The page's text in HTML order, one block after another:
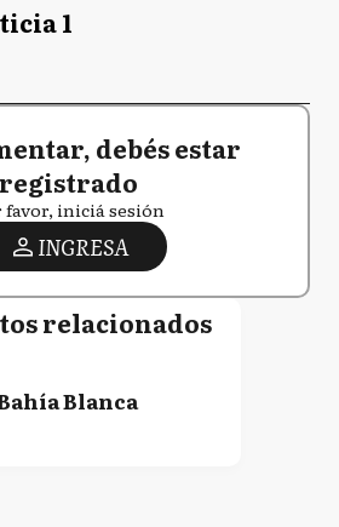
1
debés estar
registrado
favor, iniciá sesión
INGRESA
relacionados
Blanca